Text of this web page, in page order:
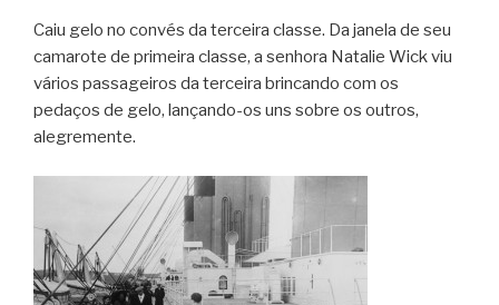
Caiu gelo no convés da terceira classe. Da janela de seu
camarote de primeira classe, a senhora Natalie Wick viu
vários passageiros da terceira brincando com os
pedaços de gelo, lançando-os uns sobre os outros,
alegremente.